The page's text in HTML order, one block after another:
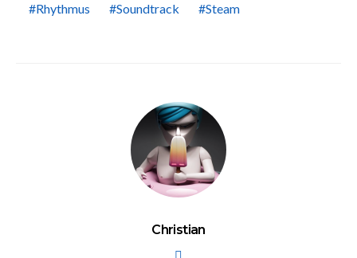
Rhythmus
Soundtrack Steam
Christian